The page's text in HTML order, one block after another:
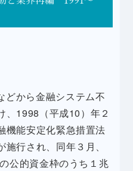
どから金融システム不
、1998（平成10）年２
機能安定化緊急措置法
行され、同年３月、
公的資金枠のうち１兆